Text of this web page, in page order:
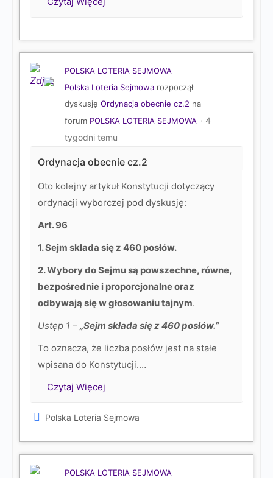
POLSKA LOTERIA SEJMOWA
Polska Loteria Sejmowarozpoczął
dyskusję Ordynacja obecnie cz.2 na
forum POLSKA LOTERIA SEJMOWA
4
tygodni temu
Ordynacja obecnie cz.2
Oto kolejny artykuł Konstytucji dotyczący
ordynacji wyborczej pod dyskusję:
Art. 96
1. Sejm składa się z 460 posłów.
2. Wybory do Sejmu są powszechne, równe,
bezpośrednie i proporcjonalne oraz
odbywają się w głosowaniu tajnym.
Ustęp 1 –„Sejm składa się z 460 posłów.”
To oznacza, że liczba posłów jest na stałe
wpisana do Konstytucji.…
Czytaj Więcej
Polska Loteria Sejmowa
POLSKA LOTERIA SEJMOWA